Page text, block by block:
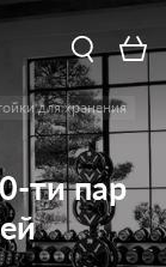
для хранения
ти пар